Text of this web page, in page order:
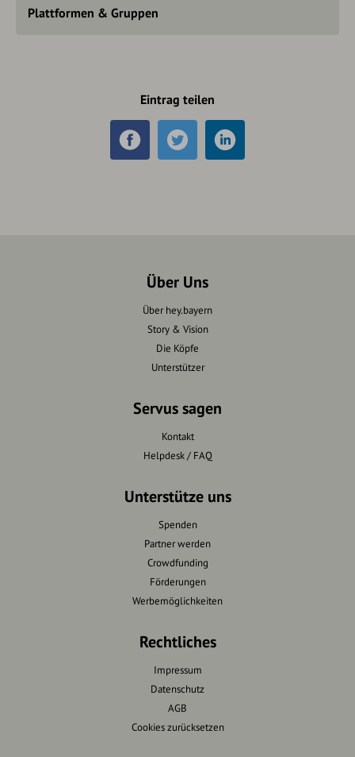
Plattformen & Gruppen
Eintrag teilen
Über Uns
Über hey.bayern
Story & Vision
Die Köpfe
Unterstützer
Servus sagen
Kontakt
Helpdesk / FAQ
Unterstütze uns
Spenden
Partner werden
Crowdfunding
Förderungen
Werbemöglichkeiten
Rechtliches
Impressum
Datenschutz
AGB
Cookies zurücksetzen